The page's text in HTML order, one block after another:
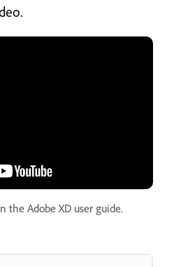
the Adobe XD user guide.